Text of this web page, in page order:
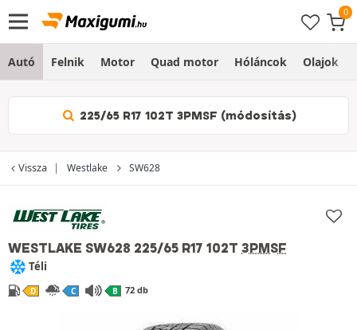
Autó Felnik Motor Quad motor Hóláncok Olajok
225/65 R17 102T 3PMSF (módosítás)
Vissza Westlake SW628
WESTLAKE SW628 225/65 R17 102T 3PMSF
Téli
D C B 72 db